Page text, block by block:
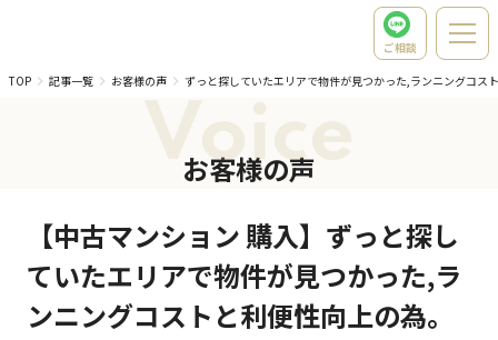
ご相談
TOP
記事一覧 お客様の声 ずっと探していたエリアで物件が見つかった,ランニングコス
Voice
お客様の声
【中古マンション 購入】ずっと探し
ていたエリアで物件が見つかった,ラ
ンニングコストと利便性向上の為。